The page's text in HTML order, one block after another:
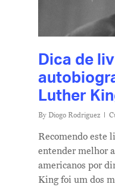
Dica de
Luther
By Diogo Rodriguez
Recomendo este
entender melhor
americanos por
King foi um dos